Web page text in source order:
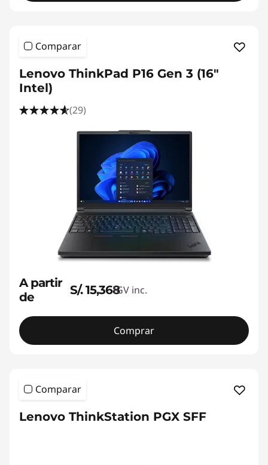
Comparar
Lenovo ThinkPad P16 Gen 3 (16"
Intel)
(29)
A partir
de
S/. 15,368IGV inc.
Comprar
Comparar
Lenovo ThinkStation PGX SFF